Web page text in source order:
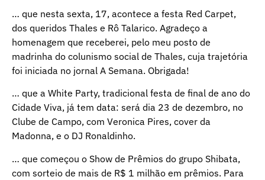
… que nesta sexta, 17, acontece a festa Red Carpet,
dos queridos Thales e Rô Talarico. Agradeço a
homenagem que receberei, pelo meu posto de
madrinha do colunismo social de Thales, cuja trajetória
foi iniciada no jornal A Semana. Obrigada!
… que a White Party, tradicional festa de final de ano do
Cidade Viva, já tem data: será dia 23 de dezembro, no
Clube de Campo, com Veronica Pires, cover da
Madonna, e o DJ Ronaldinho.
… que começou o Show de Prêmios do grupo Shibata,
com sorteio de mais de R$ 1 milhão em prêmios. Para